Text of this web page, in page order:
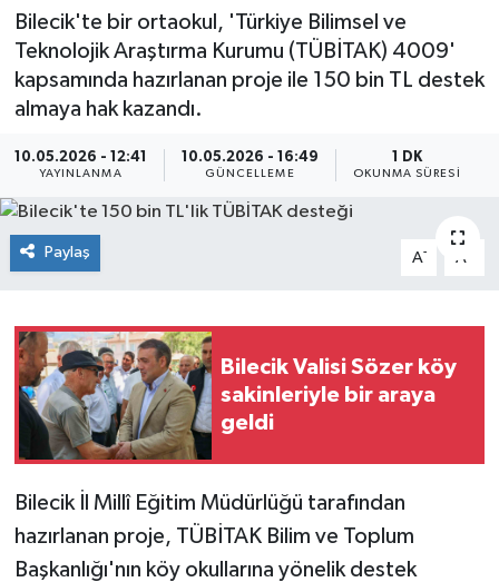
Bilecik'te bir ortaokul, 'Türkiye Bilimsel ve
Teknolojik Araştırma Kurumu (TÜBİTAK) 4009'
kapsamında hazırlanan proje ile 150 bin TL destek
almaya hak kazandı.
10.05.2026 - 12:41
YAYINLANMA
10.05.2026 - 16:49
GÜNCELLEME
1 DK
OKUNMA SÜRESI
Paylaş A- A
Bilecik Valisi Sözer köy
sakinleriyle bir araya
geldi
Bilecik İl Millî Eğitim Müdürlüğü tarafından
hazırlanan proje, TÜBİTAK Bilim ve Toplum
Başkanlığı'nın köy okullarına yönelik destek
Kültür & Sanat
Magazin
Siyaset
Süper Lig Puan Durumu ve Fikstür
Tüm Manşetler